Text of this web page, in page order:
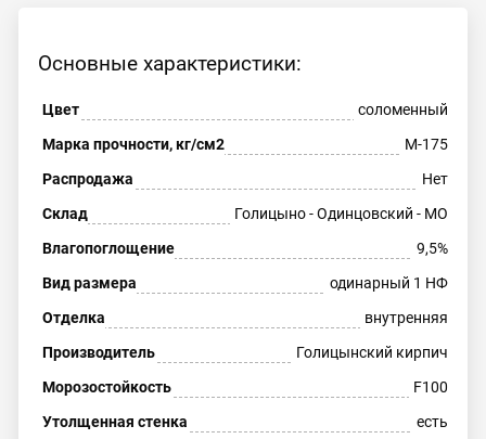
Основные характеристики:
Цвет
соломенный
Марка прочности, кг/см2
М-175
Распродажа
Нет
Склад
Голицыно - Одинцовский - МО
Влагопоглощение
9,5%
Вид размера
одинарный 1 НФ
Отделка
внутренняя
Производитель
Голицынский кирпич
Морозостойкость
F100
Утолщенная стенка
есть